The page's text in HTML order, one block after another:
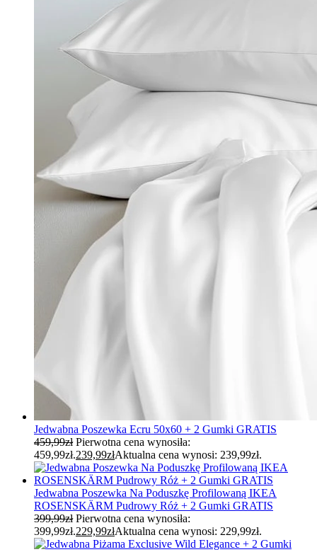
Jedwabna Poszewka Ecru 50x60 + 2 Gumki GRATIS
459,99zł Pierwotna cena wynosiła:
459,99zł.239,99złAktualna cena wynosi: 239,99zł.
Jedwabna Poszewka Na Poduszkę Profilowaną IKEA
ROSENSKÄRM Pudrowy Róż + 2 Gumki GRATIS
399,99zł Pierwotna cena wynosiła:
399,99zł.229,99złAktualna cena wynosi: 229,99zł.